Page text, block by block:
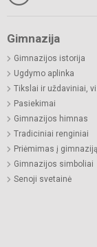
Gimnazija
Gimnazijos istorija
Ugdymo aplinka
Tikslai ir uždaviniai,
Pasiekimai
Gimnazijos himnas
Tradiciniai renginiai
Priėmimas į gimnaziją
Gimnazijos simboliai
Senoji svetainė